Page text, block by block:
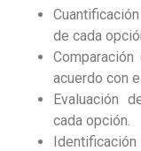
de cada
acuerdo con
Evaluación
cada opción.